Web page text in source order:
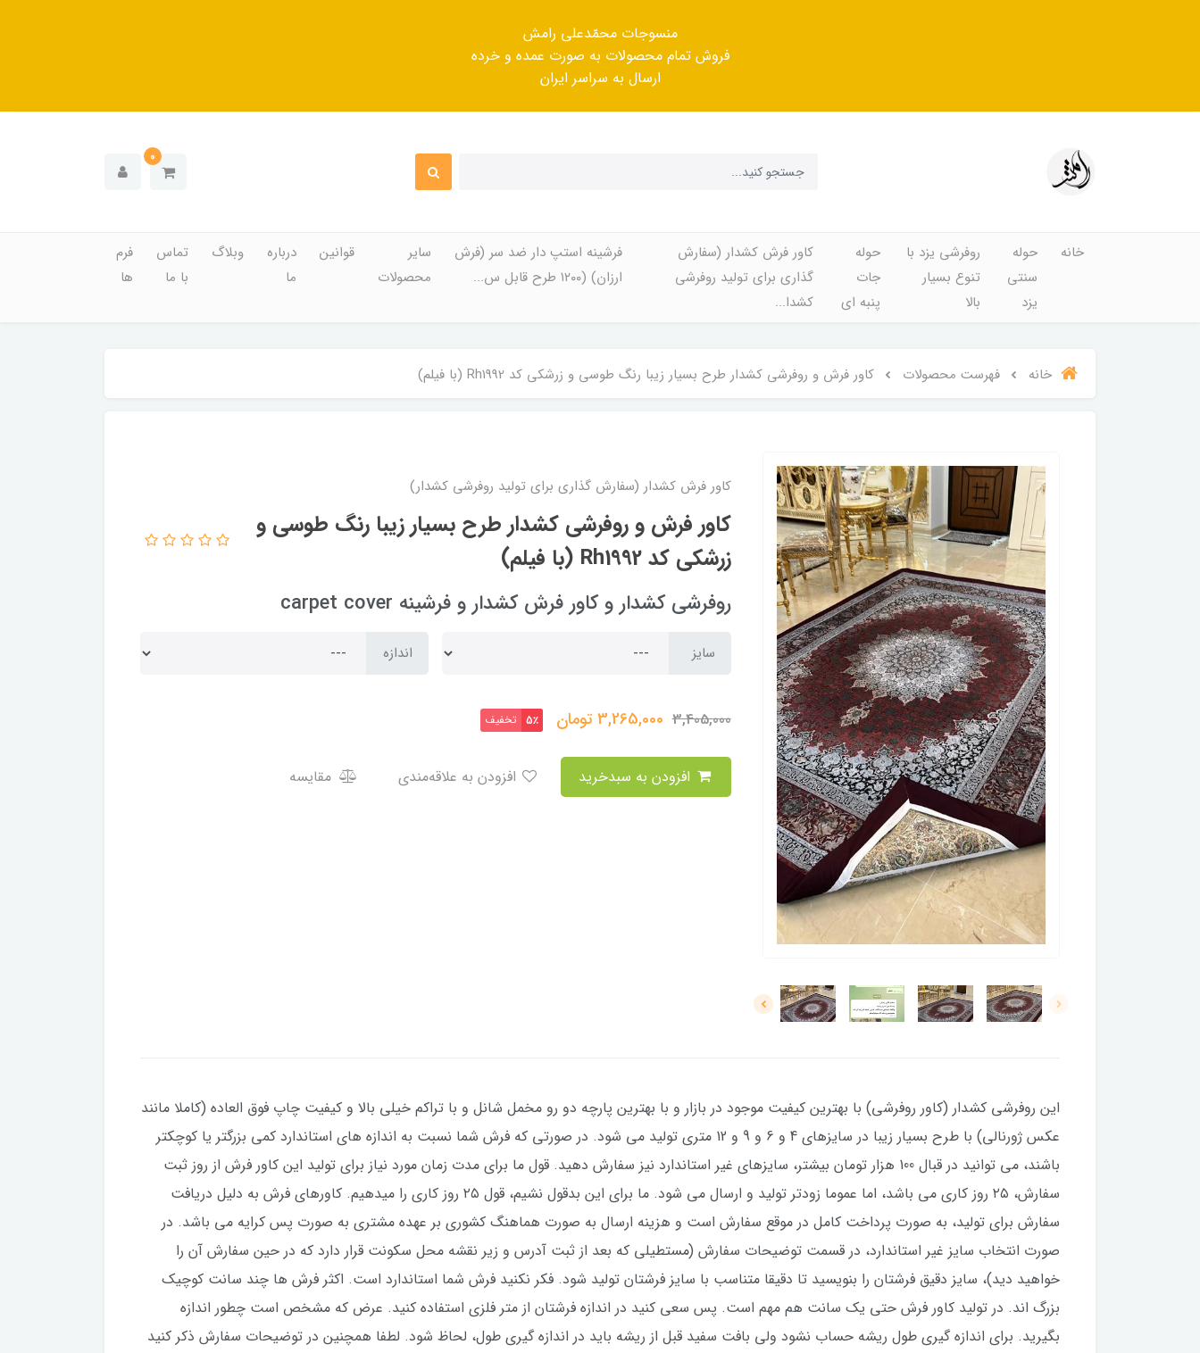
منسوجات محمّدعلی رامش
فروش تمام محصولات به صورت عمده و خرده
ارسال به سراسر ایران
0
خانه
حوله
سنتی
یزد
روفرشی یزد با
تنوع بسیار
بالا
حوله
جات
پنبه ای
کاور فرش کشدار (سفارش
گذاری برای تولید روفرشی
کشدا...
فرشینه استپ دار ضد سر (فرش
ارزان) (۱۲۰۰ طرح قابل س...
سایر
محصولات
قوانین
درباره
ما
وبلاگ
تماس
با ما
فرم
ها
خانه فهرست محصولات کاور فرش و روفرشی کشدار طرح بسیار زیبا رنگ طوسی و زرشکی کد Rh1992 (با فیلم)
کاور فرش کشدار (سفارش گذاری برای تولید روفرشی کشدار)
کاور فرش و روفرشی کشدار طرح بسیار زیبا رنگ طوسی و
زرشکی کد Rh1992 (با فیلم)
روفرشی کشدار و کاور فرش کشدار و فرشینه carpet cover
سایز اندازه
3,405,000
3,265,000تومان 5٪ تخفیف
مقایسه
این روفرشی کشدار (کاور روفرشی) با بهترین کیفیت موجود در بازار و با بهترین پارچه دو رو مخمل شانل و با تراکم خیلی بالا و کیفیت چاپ فوق العاده (کاملا مانند
عکس ژورنالی) با طرح بسیار زیبا در سایزهای 4 و 6 و 9 و 12 متری تولید می شود. در صورتی که فرش شما نسبت به اندازه های استاندارد کمی بزرگتر یا کوچکتر
باشند، می توانید در قبال 100 هزار تومان بیشتر، سایزهای غیر استاندارد نیز سفارش دهید. قول ما برای مدت زمان مورد نیاز برای تولید این کاور فرش از روز ثبت
سفارش، ۲۵ روز کاری می باشد، اما عموما زودتر تولید و ارسال می شود. ما برای این بدقول نشیم، قول ۲۵ روز کاری را میدهیم. کاورهای فرش به دلیل دریافت
سفارش برای تولید، به صورت پرداخت کامل در موقع سفارش است و هزینه ارسال به صورت هماهنگ کشوری بر عهده مشتری به صورت پس کرایه می باشد. در
صورت انتخاب سایز غیر استاندارد، در قسمت توضیحات سفارش (مستطیلی که بعد از ثبت آدرس و زیر نقشه محل سکونت قرار دارد که در حین سفارش آن را
خواهید دید)، سایز دقیق فرشتان را بنویسید تا دقیقا متناسب با سایز فرشتان تولید شود. فکر نکنید فرش شما استاندارد است. اکثر فرش ها چند سانت کوچیک
بزرگ اند. در تولید کاور فرش حتی یک سانت هم مهم است. پس سعی کنید در اندازه فرشتان از متر فلزی استفاده کنید‌. عرض که مشخص است چطور اندازه
بگیرید. برای اندازه گیری طول ریشه حساب نشود ولی بافت سفید قبل از ریشه باید در اندازه گیری طول، لحاظ شود. لطفا همچنین در توضیحات سفارش ذکر کنید